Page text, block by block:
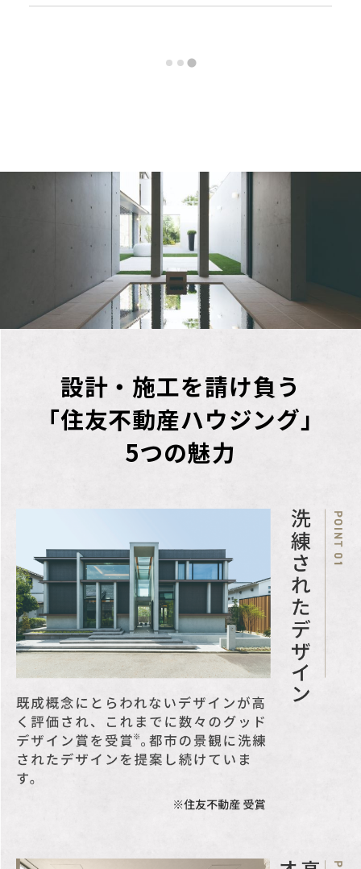
第一種低層住居専用
開発許可番号 －
－
購入後の権利形
所有権
売主（土地）
住友不動産株式会社：国
土交通大臣(17)第38号、
(一社)不動産協会会員、
〒163-0820
東京都新宿区西新宿二丁
目4番1号 新宿NSビル
TEL：050-3112-5099
仲介
住友不動産ステップ株式
会社
（国土交通大臣免許(14)
第2077号(一社)不動産協
営協会、（公社）首都圏
設計・施工を請け負う
「住友不動産ハウジング」
5つの魅力